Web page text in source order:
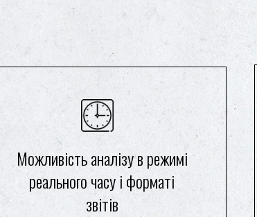
Можливість аналізу в режимі
реального часу і форматі
звітів